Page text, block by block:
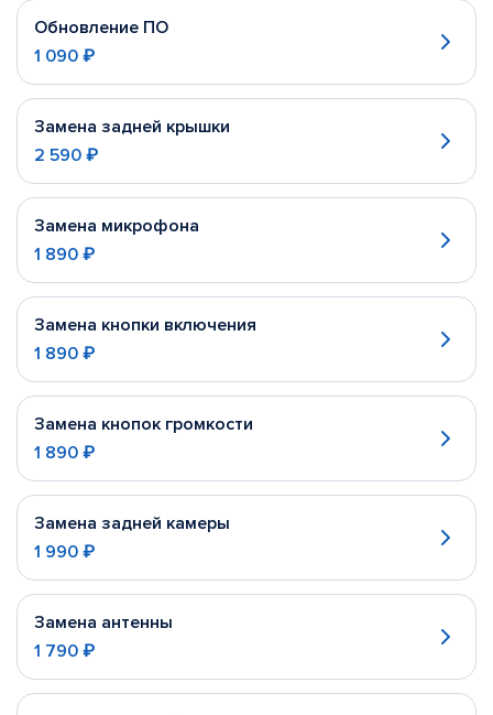
Обновление ПО
1 090 ₽
Замена задней крышки
2 590 ₽
Замена микрофона
1 890 ₽
Замена кнопки включения
1 890 ₽
Замена кнопок громкости
1 890 ₽
Замена задней камеры
1 990 ₽
Замена антенны
1 790 ₽